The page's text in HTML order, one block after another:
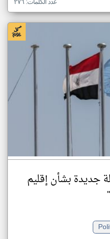
جديدة بشأن إقليم